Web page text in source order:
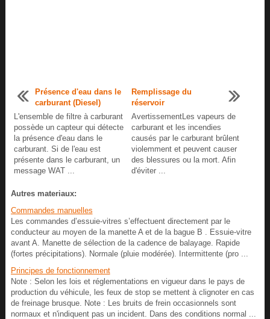
Présence d'eau dans le
carburant (Diesel)
L'ensemble de filtre à carburant
possède un capteur qui détecte
la présence d'eau dans le
carburant. Si de l'eau est
présente dans le carburant, un
message WAT ...
Remplissage du
réservoir
AvertissementLes vapeurs de
carburant et les incendies
causés par le carburant brûlent
violemment et peuvent causer
des blessures ou la mort. Afin
d'éviter ...
Autres materiaux:
Commandes manuelles
Les commandes d’essuie-vitres s’effectuent directement par le
conducteur au moyen de la manette A et de la bague B . Essuie-vitre
avant A. Manette de sélection de la cadence de balayage. Rapide
(fortes précipitations). Normale (pluie modérée). Intermittente (pro ...
Principes de fonctionnement
Note : Selon les lois et réglementations en vigueur dans le pays de
production du véhicule, les feux de stop se mettent à clignoter en cas
de freinage brusque. Note : Les bruits de frein occasionnels sont
normaux et n'indiquent pas un incident. Dans des conditions normal ...